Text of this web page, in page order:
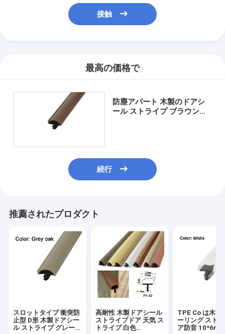
接触
最高の価格で
防塵アパート 木製のドアシ
ール ストライプ ブラウン色
続行
推薦されたプロダクト
スロットタイプ 衝突防
止型 D形 木製ドアシー
ル ストライプ グレーオ
高耐性 木製ドアシール
ストライプドア 天気 ス
トライプ 白色
TPE Co は木製
ーリング スト
ア防音